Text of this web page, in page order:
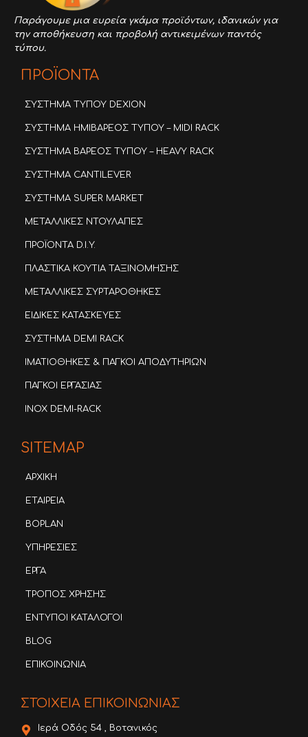
Παράγουμε μια ευρεία γκάμα προϊόντων, ιδανικών για
την αποθήκευση και προβολή αντικειμένων παντός
τύπου.
ΠΡΟΪΟΝΤΑ
ΣΥΣΤΗΜΑ ΤΥΠΟΥ DEXION
ΣΥΣΤΗΜΑ ΗΜΙΒΑΡΕΟΣ ΤΥΠΟΥ – MIDI RACK
ΣΥΣΤΗΜΑ ΒΑΡΕΟΣ ΤΥΠΟΥ – HEAVY RACK
ΣΥΣΤΗΜΑ CANTILEVER
ΣΥΣΤΗΜΑ SUPER MARKET
ΜΕΤΑΛΛΙΚΕΣ ΝΤΟΥΛΑΠΕΣ
ΠΡΟΪΟΝΤΑ D.I.Y.
ΠΛΑΣΤΙΚΑ ΚΟΥΤΙΑ ΤΑΞΙΝΟΜΗΣΗΣ
ΜΕΤΑΛΛΙΚΕΣ ΣΥΡΤΑΡΟΘΗΚΕΣ
ΕΙΔΙΚΕΣ ΚΑΤΑΣΚΕΥΕΣ
ΣΥΣΤΗΜΑ DEMI RACK
ΙΜΑΤΙΟΘΗΚΕΣ & ΠΑΓΚΟΙ ΑΠΟΔΥΤΗΡΙΩΝ
ΠΑΓΚΟΙ ΕΡΓΑΣΙΑΣ
INOX DEMI-RACK
SITEMAP
ΑΡΧΙΚΗ
ΕΤΑΙΡΕΙΑ
BOPLAN
ΥΠΗΡΕΣΙΕΣ
ΕΡΓΑ
ΤΡΟΠΟΣ ΧΡΗΣΗΣ
ΕΝΤΥΠΟΙ ΚΑΤΑΛΟΓΟΙ
BLOG
ΕΠΙΚΟΙΝΩΝΙΑ
ΣΤΟΙΧΕΙΑ ΕΠΙΚΟΙΝΩΝΙΑΣ
Ιερά Οδός 54 , Βοτανικός